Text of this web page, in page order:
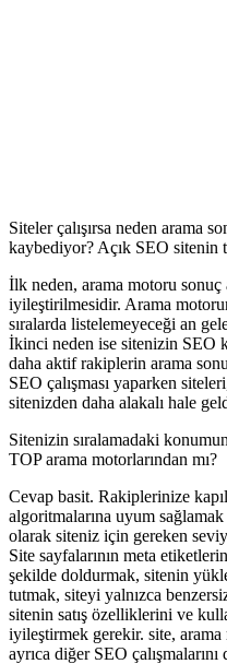
Siteler çalışırsa neden arama
kaybediyor? Açık SEO sitenin
İlk neden, arama motoru
iyileştirilmesidir. Arama
sıralarda listelemeyeceği an
İkinci neden ise sitenizin SEO
daha aktif rakiplerin arama
SEO çalışması yaparken
sitenizden daha alakalı hale
Sitenizin sıralamadaki
TOP arama motorlarından mı?
Cevap basit. Rakiplerinize
algoritmalarına uyum
olarak siteniz için gereken
Site sayfalarının meta
şekilde doldurmak, sitenin
tutmak, siteyi yalnızca
sitenin satış özelliklerini ve
iyileştirmek gerekir. site,
ayrıca diğer SEO